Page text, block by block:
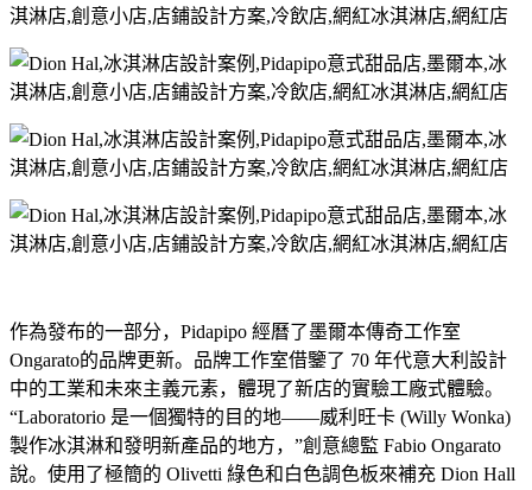
作為發布的一部分，Pidapipo 經曆了墨爾本傳奇工作室
Ongarato的品牌更新。品牌工作室借鑒了 70 年代意大利設計
中的工業和未來主義元素，體現了新店的實驗工廠式體驗。
“Laboratorio 是一個獨特的目的地——威利旺卡 (Willy Wonka)
製作冰淇淋和發明新產品的地方，”創意總監 Fabio Ongarato
說。使用了極簡的 Olivetti 綠色和白色調色板來補充 Dion Hall